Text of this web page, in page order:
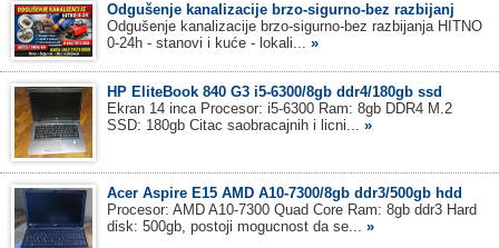
Odgušenje kanalizacije brzo-sigurno-bez razbijanj
Odgušenje kanalizacije brzo-sigurno-bez razbijanja HITNO
0-24h - stanovi i kuće - lokali... »
HP EliteBook 840 G3 i5-6300/8gb ddr4/180gb ssd
Ekran 14 inca Procesor: i5-6300 Ram: 8gb DDR4 M.2
SSD: 180gb Citac saobracajnih i licni...
»
Acer Aspire E15 AMD A10-7300/8gb ddr3/500gb hdd
Procesor: AMD A10-7300 Quad Core Ram: 8gb ddr3 Hard
disk: 500gb, postoji mogucnost da se...
»